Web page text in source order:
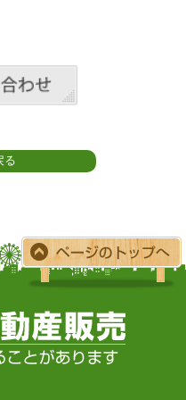
る